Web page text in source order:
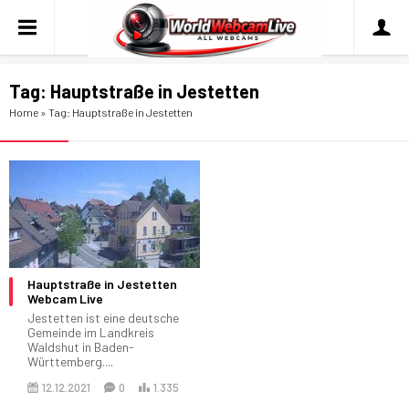
Tag: Hauptstraße in Jestetten
Home » Tag: Hauptstraße in Jestetten
Hauptstraße in Jestetten
Webcam Live
Jestetten ist eine deutsche
Gemeinde im Landkreis
Waldshut in Baden-
Württemberg....
12.12.2021 0 1.335